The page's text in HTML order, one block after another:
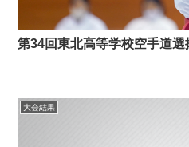
第34回東北高等学校空手道
大会結果